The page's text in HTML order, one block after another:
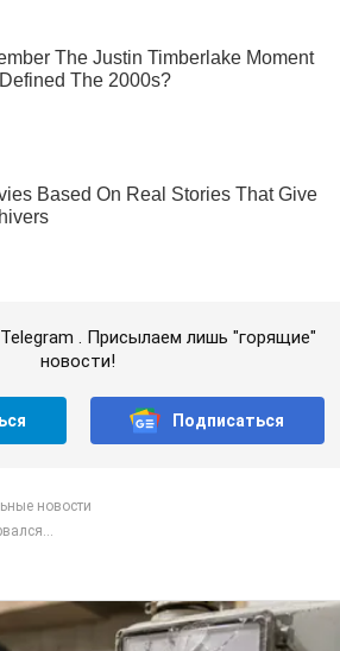
. Присылаем лишь "горящие"
новости!
Подписаться
новости